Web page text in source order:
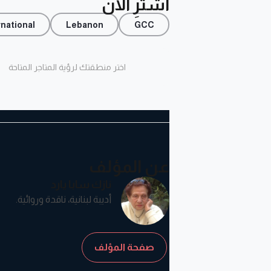
اشترِ الآن
GCC
Lebanon
اختر منطقتك لرؤية المتاجر المتاحة
أديبة لبنانية، ناقدة وروائية.
صفحة المؤلف